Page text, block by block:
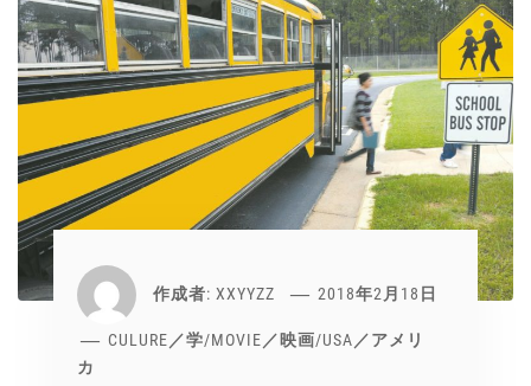
作成者: XXYYZZ 2018年2月18日
CULURE／学/MOVIE／映画/USA／アメリ
カ